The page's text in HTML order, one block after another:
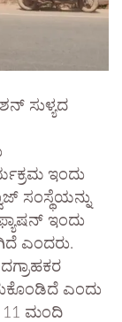
ಸುಳ್ಯದ
ಇಂದು
ಸಂಸ್ಥೆಯನ್ನು
ಇಂದು
ಎಂದರು.
ಎಂದು
11 ಮಂದಿ